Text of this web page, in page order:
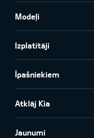
Modeļi
Izplatītāji
Īpašniekiem
Atklāj Kia
Jaunumi